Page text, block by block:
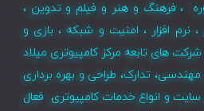
، فرهنگ و هنر و فیلم و تدوین ،
نرم افزار ، امنیت و شبکه ، بازی و
تابعه مرکز کامپیوتری میلاد
تدارک، طراحی و بهره برداری
و انواع خدمات کامپیوتری فعال